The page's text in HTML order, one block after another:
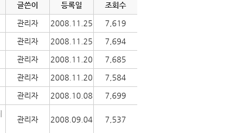
글쓴이 등록일 조회수
관리자 2008.11.25 7,619
관리자 2008.11.25 7,694
관리자 2008.11.20 7,685
관리자 2008.11.20 7,584
관리자 2008.10.08 7,699
관리자 2008.09.04 7,537